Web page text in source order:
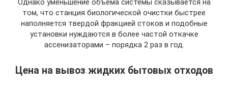
том, что станция биологической очистки быстрее
наполняется твердой фракцией стоков и подобные
установки нуждаются в более частой откачке
ассенизаторами – порядка 2 раз в год.
Цена на вывоз жидких бытовых отходов